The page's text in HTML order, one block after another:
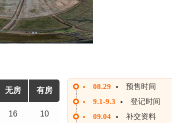
无房 有房
16 10
08.29
预售时间
9.1-9.3
登记时间
09.04
补交资料